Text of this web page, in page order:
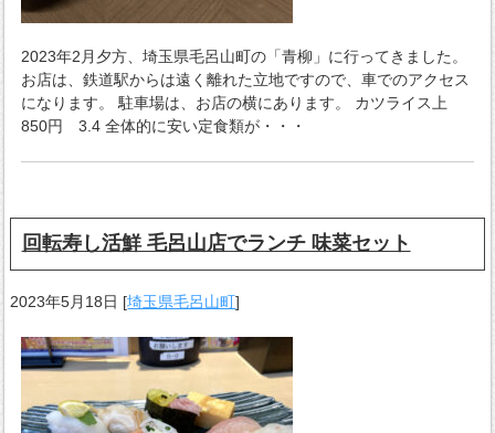
2023年2月夕方、埼玉県毛呂山町の「青柳」に行ってきました。
お店は、鉄道駅からは遠く離れた立地ですので、車でのアクセス
になります。 駐車場は、お店の横にあります。 カツライス上
850円 3.4 全体的に安い定食類が・・・
回転寿し活鮮 毛呂山店でランチ 味菜セット
2023年5月18日 [埼玉県毛呂山町]